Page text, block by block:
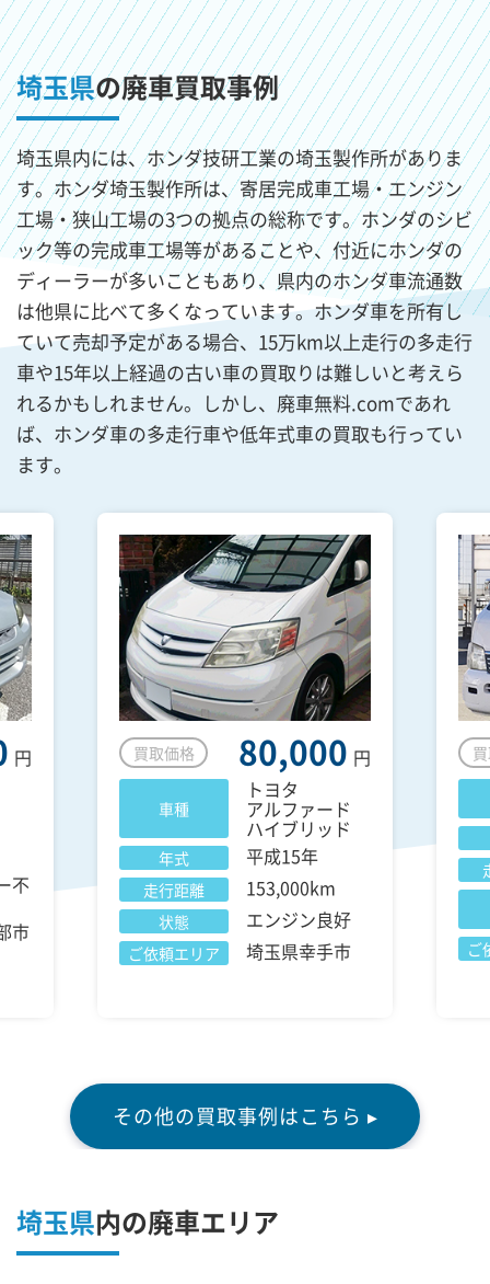
埼玉県の廃車買取事例
埼玉県内には、ホンダ技研工業の埼玉製作所がありま
す。ホンダ埼玉製作所は、寄居完成車工場・エンジン
工場・狭山工場の3つの拠点の総称です。ホンダのシビ
ック等の完成車工場等があることや、付近にホンダの
ディーラーが多いこともあり、県内のホンダ車流通数
は他県に比べて多くなっています。ホンダ車を所有し
ていて売却予定がある場合、15万km以上走行の多走行
車や15年以上経過の古い車の買取りは難しいと考えら
れるかもしれません。しかし、廃車無料.comであれ
ば、ホンダ車の多走行車や低年式車の買取も行ってい
ます。
円
不
市
買取価格 80,000 円
車種
トヨタ
アルファード
ハイブリッド
年式 平成15年
走行距離 153,000km
状態 エンジン良好
ご依頼エリア 埼玉県幸手市 ご
その他の買取事例はこちら ▸
埼玉県内の廃車エリア